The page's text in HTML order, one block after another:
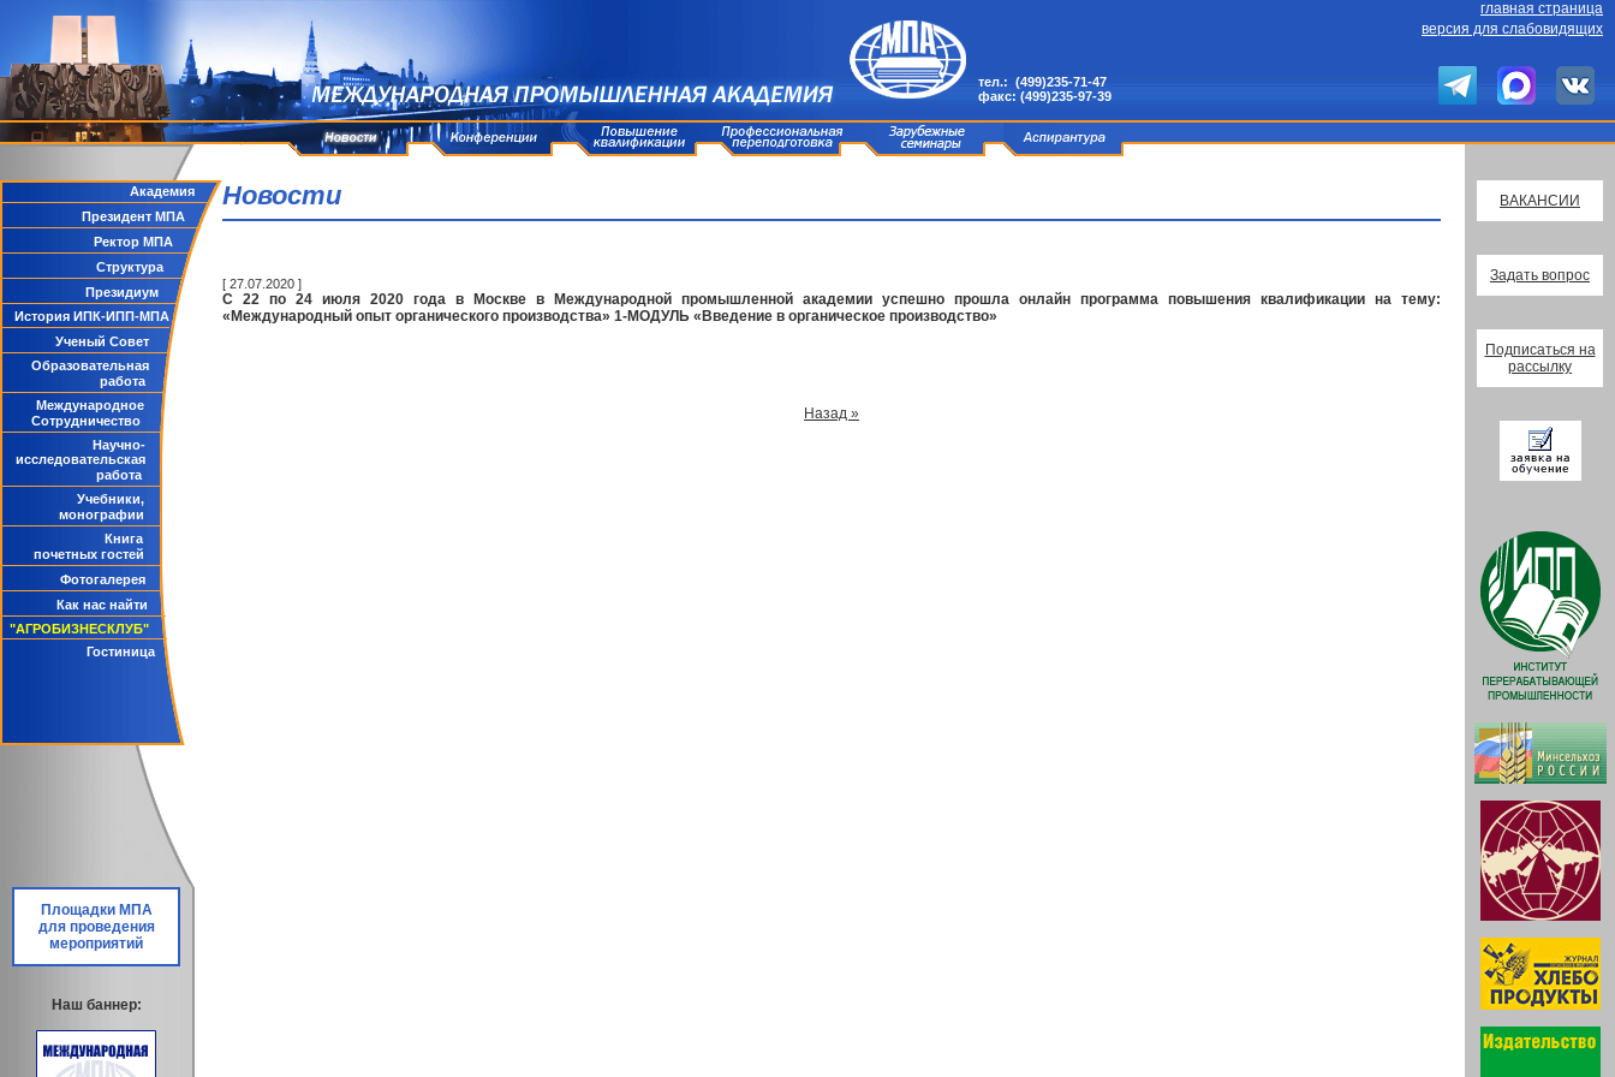
тел.: (499)235-71-47
факс: (499)235-97-39
главная страница
версия для слабовидящих
Академия
Президент МПА
Ректор МПА
Структура
Президиум
История ИПК-ИПП-МПА
Ученый Совет
Образовательная
работа
Международное
Сотрудничество
Научно-
исследовательская
работа
Учебники,
монографии
Книга
почетных гостей
Фотогалерея
Как нас найти
"АГРОБИЗНЕСКЛУБ"
Гостиница
Площадки МПА
для проведения
мероприятий
Наш баннер:
Новости
[ 27.07.2020 ]
С 22 по 24 июля 2020 года в Москве в Международной промышленной академии успешно прошла онлайн программа повышения квалификации на тему:
«Международный опыт органического производства» 1-МОДУЛЬ «Введение в органическое производство»
Назад »
ВАКАНСИИ
Задать вопрос
Подписаться на
рассылку